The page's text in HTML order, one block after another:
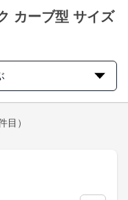
カーブ型 サイズ
目）